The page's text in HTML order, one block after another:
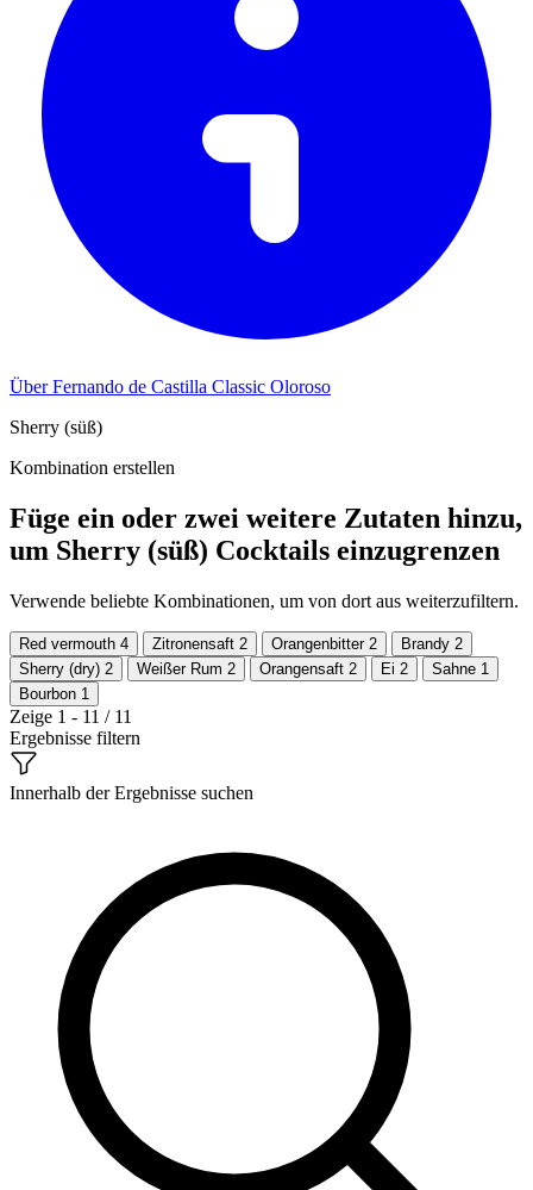
Über Fernando de Castilla Classic Oloroso
Sherry (süß)
Kombination erstellen
Füge ein oder zwei weitere Zutaten hinzu,
um Sherry (süß) Cocktails einzugrenzen
Verwende beliebte Kombinationen, um von dort aus weiterzufiltern.
Red vermouth 4 Zitronensaft 2 Orangenbitter 2 Brandy 2
Sherry (dry) 2 Weißer Rum 2 Orangensaft 2 Ei 2 Sahne 1
Bourbon 1
Zeige 1 - 11 / 11
Ergebnisse filtern
Innerhalb der Ergebnisse suchen